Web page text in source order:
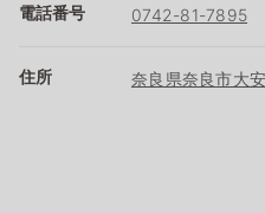
電話番号 0742-81-7895
住所 奈良県奈良市大